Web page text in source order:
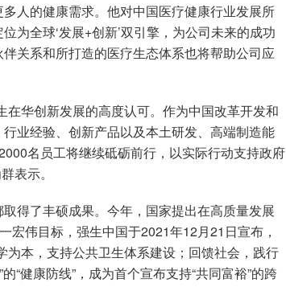
人的健康需求。他对中国医疗健康行业发展所
为全球‘发展+创新’双引擎，为公司未来的成功
关系和所打造的医疗生态体系也将帮助公司应
华创新发展的高度认可。作为中国改革开发和
业经验、创新产品以及本土研发、高端制造能
名员工将继续砥砺前行，以实际行动支持政府
表示。
得了丰硕成果。今年，国家提出在高质量发展
宏伟目标，强生中国于2021年12月21日宣布，
本，支持公共卫生体系建设；回馈社会，践行
“健康防线”，成为首个宣布支持“共同富裕”的跨